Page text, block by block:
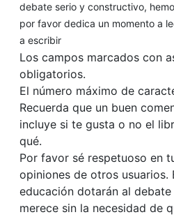
debate serio y constructivo,
por favor dedica un momento a
a escribir
Los campos marcados con
obligatorios.
El número máximo de
Recuerda que un buen
incluye si te gusta o no el
qué.
Por favor sé respetuoso en
opiniones de otros usuarios.
educación dotarán al
merece sin la necesidad de